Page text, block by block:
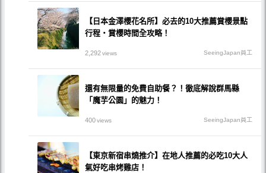
【日本金澤櫻花名所】必去的10大推薦賞櫻景點
行程・賞櫻時間全攻略！
2,292views SeeingJapan員工
還有無限量的免費自助餐？！徹底解說群馬縣
「魔芋公園」的魅力！
400views SeeingJapan員工
【東京新宿串燒推介】在地人推薦的必吃10大人
氣好吃串烤雞店！